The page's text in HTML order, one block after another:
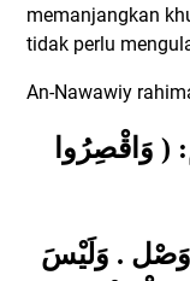
memanjangkan
tidak perlu
An-Nawawiy
( وَاقْصِرُوا
وَصْل . وَلَيْسَ